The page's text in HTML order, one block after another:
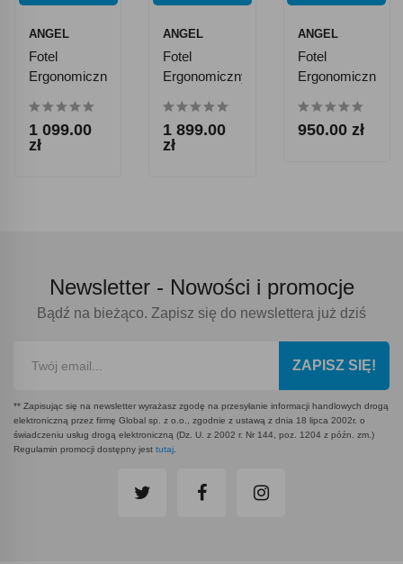
ANGEL
Fotel
Ergonomiczny
Biurowy
Obrotowy
EurOpa 2.0
1 099.00
zł
ANGEL
Fotel
Ergonomiczny
Biurowy
Obrotowy
AstrO
1 899.00
zł
ANGEL
Fotel
Ergonomiczny
Biurowy
Obrotowy
950.00 zł
Newsletter - Nowości i promocje
Bądź na bieżąco. Zapisz się do newslettera już dziś
ZAPISZ SIĘ!
** Zapisując się na newsletter wyrażasz zgodę na przesyłanie informacji handlowych drogą
elektroniczną przez firmę Global sp. z o.o., zgodnie z ustawą z dnia 18 lipca 2002r. o
świadczeniu usług drogą elektroniczną (Dz. U. z 2002 r. Nr 144, poz. 1204 z późn. zm.)
Regulamin promocji dostępny jest tutaj